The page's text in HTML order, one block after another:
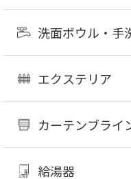
洗面ボウル・手
エクステリア
カーテンブライ
給湯器